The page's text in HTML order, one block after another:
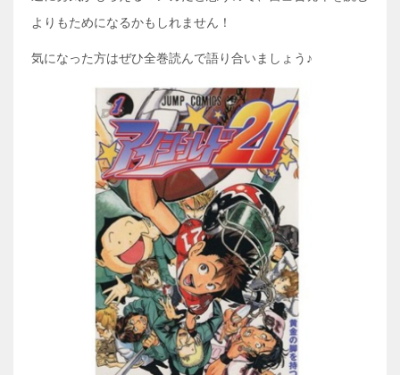
よりもためになるかもしれません！
気になった方はぜひ全巻読んで語り合いましょう♪